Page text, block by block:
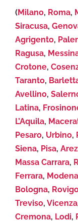
(Milano, Roma,
Siracusa,
Agrigento,
Ragusa,
Crotone,
Taranto,
Avellino,
Latina,
L’Aquila,
Pesaro, Urbino,
Siena, Pisa,
Massa Carrara,
Ferrara, Modena
Bologna,
Treviso, Vicenza
Cremona, Lodi,